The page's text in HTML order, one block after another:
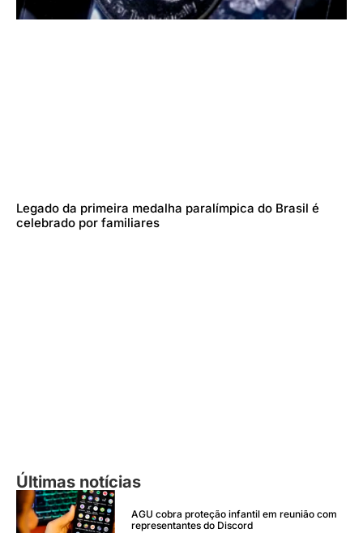
Legado da primeira medalha paralímpica do Brasil é
celebrado por familiares
Últimas notícias
AGU cobra proteção infantil em reunião com
representantes do Discord